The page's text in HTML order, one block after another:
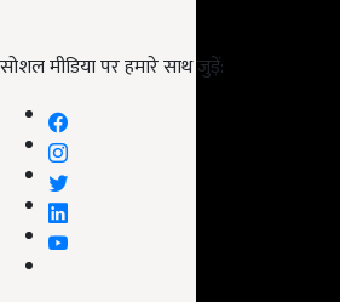
सोशल मीडिया पर हमारे साथ जुड़ें: